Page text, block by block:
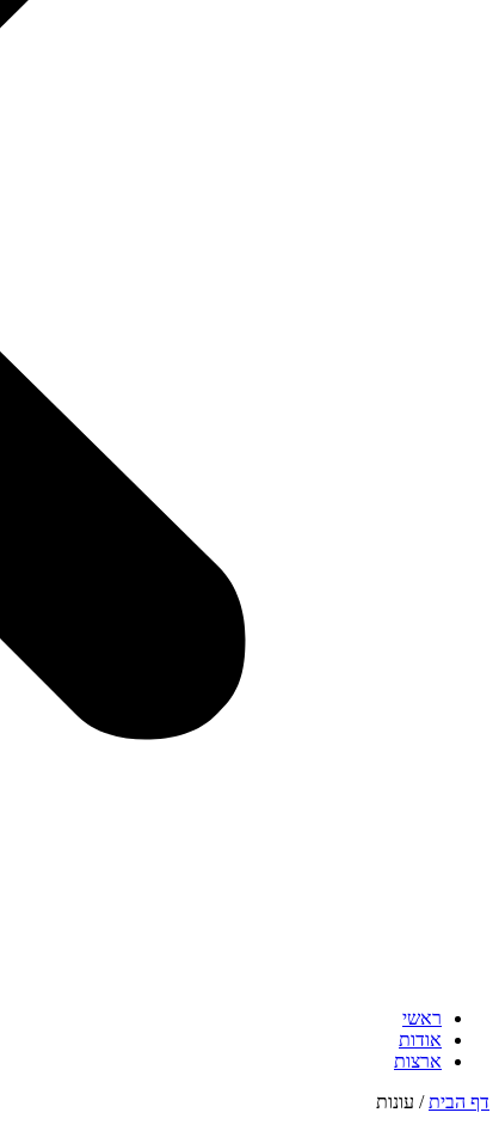
ראשי
אודות
ארצות
דף הבית/ עונות